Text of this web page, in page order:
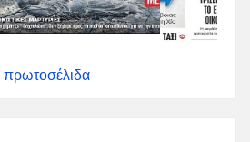
πρωτοσέλιδα